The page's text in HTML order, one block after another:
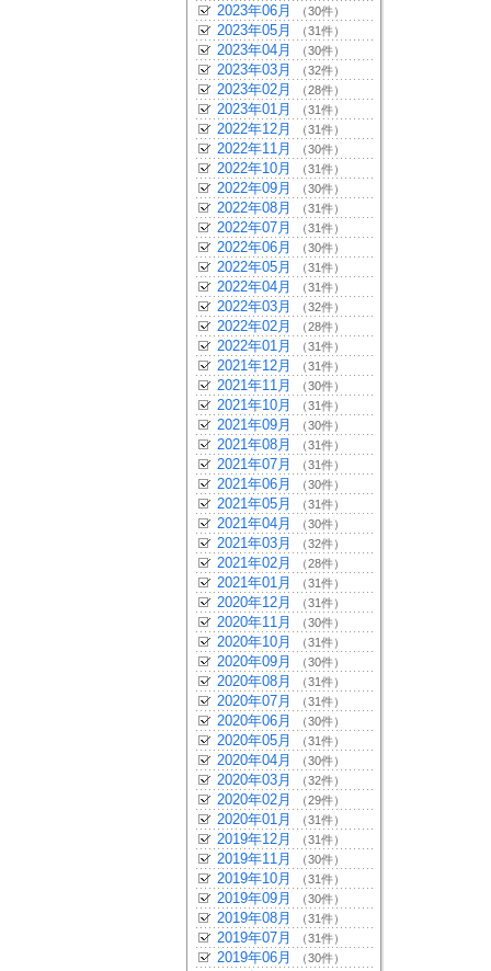
2023年06月 （30件）
2023年05月 （31件）
2023年04月 （30件）
2023年03月 （32件）
2023年02月 （28件）
2023年01月 （31件）
2022年12月 （31件）
2022年11月 （30件）
2022年10月 （31件）
2022年09月 （30件）
2022年08月 （31件）
2022年07月 （31件）
2022年06月 （30件）
2022年05月 （31件）
2022年04月 （31件）
2022年03月 （32件）
2022年02月 （28件）
2022年01月 （31件）
2021年12月 （31件）
2021年11月 （30件）
2021年10月 （31件）
2021年09月 （30件）
2021年08月 （31件）
2021年07月 （31件）
2021年06月 （30件）
2021年05月 （31件）
2021年04月 （30件）
2021年03月 （32件）
2021年02月 （28件）
2021年01月 （31件）
2020年12月 （31件）
2020年11月 （30件）
2020年10月 （31件）
2020年09月 （30件）
2020年08月 （31件）
2020年07月 （31件）
2020年06月 （30件）
2020年05月 （31件）
2020年04月 （30件）
2020年03月 （32件）
2020年02月 （29件）
2020年01月 （31件）
2019年12月 （31件）
2019年11月 （30件）
2019年10月 （31件）
2019年09月 （30件）
2019年08月 （31件）
2019年07月 （31件）
2019年06月 （30件）